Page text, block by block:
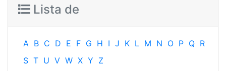
Lista de
A B C D E F G H I J K L M N O P Q R
S T U V W X Y Z